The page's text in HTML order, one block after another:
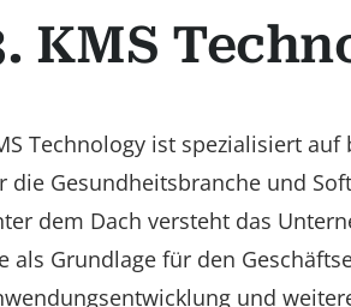
KMS
Technology ist spezialisiert
die Gesundheitsbranche und
dem Dach versteht das
als Grundlage für den
und